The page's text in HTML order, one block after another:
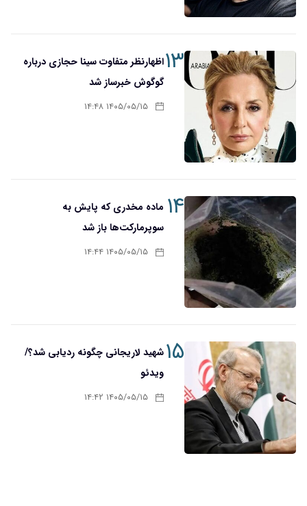
۱۳اظهارنظر متفاوت سینا حجازی درباره
گوگوش خبرساز شد
۱۴۰۵/۰۵/۱۵ ۱۴:۴۸
۱۴ ماده مخدری که پایش به
سوپرمارکت‌ها باز شد
۱۴۰۵/۰۵/۱۵ ۱۴:۴۴
۱۵شهید لاریجانی چگونه ردیابی شد؟/
ویدئو
۱۴۰۵/۰۵/۱۵ ۱۴:۴۲